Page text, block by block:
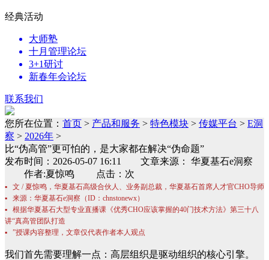
经典活动
大师塾
十月管理论坛
3+1研讨
新春年会论坛
联系我们
您所在位置： 首页 > 产品和服务 > 特色模块 > 传媒平台 > E洞
察 > 2026年 >
比“伪高管”更可怕的，是大家都在解决“伪命题”
发布时间：2026-05-07 16:11 文章来源： 华夏基石e洞察
作者:夏惊鸣 点击：次
▪ 文 / 夏惊鸣，华夏基石高级合伙人、业务副总裁，华夏基石首席人才官CHO导师
▪ 来源：华夏基石e洞察（ID：chnstonewx）
▪ 根据华夏基石大型专业直播课《优秀CHO应该掌握的40门技术方法》第三十八
讲“真高管团队打造
▪ ”授课内容整理，文章仅代表作者本人观点
我们首先需要理解一点：高层组织是驱动组织的核心引擎。